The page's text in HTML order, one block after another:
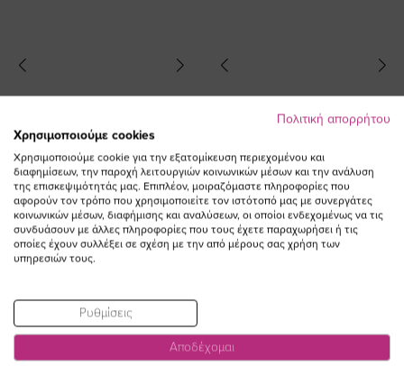
Puffer μπουφάν με κουκούλα σε
μαύρο χρώμα
(-10%)
Τιμή
Puffer μακρύ μπουφάν με
Πολιτική απορρήτου
Χρησιμοποιούμε cookies
Χρησιμοποιούμε cookie για την εξατομίκευση περιεχομένου και
διαφημίσεων, την παροχή λειτουργιών κοινωνικών μέσων και την ανάλυση
της επισκεψιμότητάς μας. Επιπλέον, μοιραζόμαστε πληροφορίες που
αφορούν τον τρόπο που χρησιμοποιείτε τον ιστότοπό μας με συνεργάτες
κοινωνικών μέσων, διαφήμισης και αναλύσεων, οι οποίοι ενδεχομένως να τις
συνδυάσουν με άλλες πληροφορίες που τους έχετε παραχωρήσει ή τις
οποίες έχουν συλλέξει σε σχέση με την από μέρους σας χρήση των
υπηρεσιών τους.
Ρυθμίσεις
Αποδέχομαι